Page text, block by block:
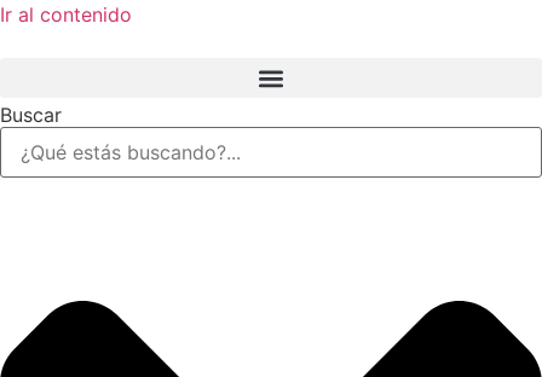
Ir al contenido
Buscar